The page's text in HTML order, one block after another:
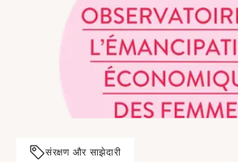
संरक्षण और साझेदारी